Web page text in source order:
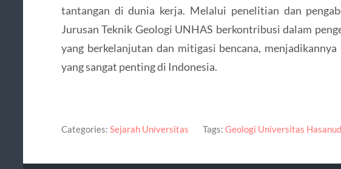
tantangan di dunia kerja. Melalui penelitian dan
Jurusan Teknik Geologi UNHAS berkontribusi dalam
yang berkelanjutan dan mitigasi bencana,
yang sangat penting di Indonesia.
Categories: Sejarah Universitas Tags: Geologi Universitas